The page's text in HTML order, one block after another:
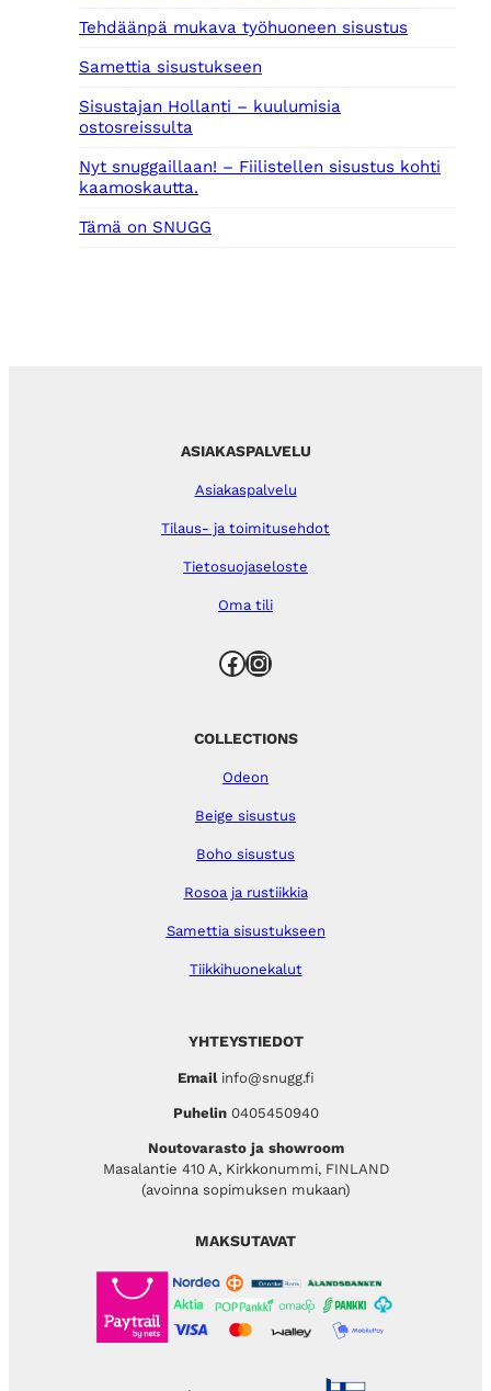
Tehdäänpä mukava työhuoneen sisustus
Samettia sisustukseen
Sisustajan Hollanti – kuulumisia
ostosreissulta
Nyt snuggaillaan! – Fiilistellen sisustus kohti
kaamoskautta.
Tämä on SNUGG
ASIAKASPALVELU
Asiakaspalvelu
Tilaus- ja toimitusehdot
Tietosuojaseloste
Oma tili
Facebook Instagram
YHTEYSTIEDOT
Emailinfo@snugg.fi
Puhelin 0405450940
Noutovarasto ja showroom
Masalantie 410 A, Kirkkonummi, FINLAND
(avoinna sopimuksen mukaan)
COLLECTIONS
Odeon
Beige sisustus
Boho sisustus
Rosoa ja rustiikkia
Samettia sisustukseen
Tiikkihuonekalut
MAKSUTAVAT